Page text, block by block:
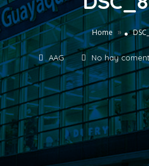
Home »
AAG No hay